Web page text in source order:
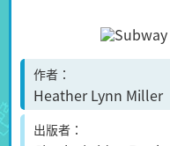
作者
Heather Lynn Miller
出版者